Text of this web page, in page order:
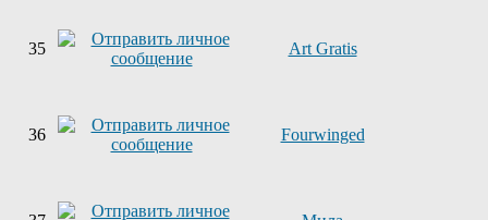
35 Art Gratis
36 Fourwinged